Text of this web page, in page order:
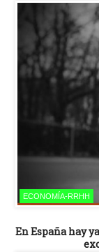
ECONOMÍA-RRHH
En España hay